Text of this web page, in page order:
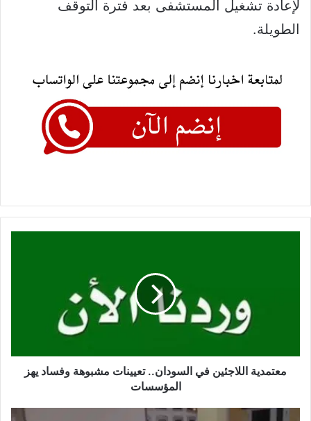
لإعادة تشغيل المستشفى بعد فترة التوقف
الطويلة.
المؤسسات
معتمدية اللاجئين في السودان.. تعيينات مشبوهة وفساد يهز
المؤسسات